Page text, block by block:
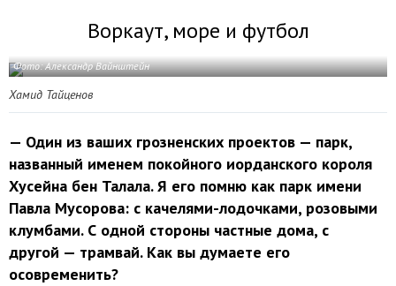
Воркаут, море и футбол
Фото: Александр Вайнштейн
Хамид Тайценов
— Один из ваших грозненских проектов — парк,
названный именем покойного иорданского короля
Хусейна бен Талала. Я его помню как парк имени
Павла Мусорова: с качелями-лодочками, розовыми
клумбами. С одной стороны частные дома, с
другой — трамвай. Как вы думаете его
осовременить?